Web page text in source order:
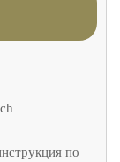
по